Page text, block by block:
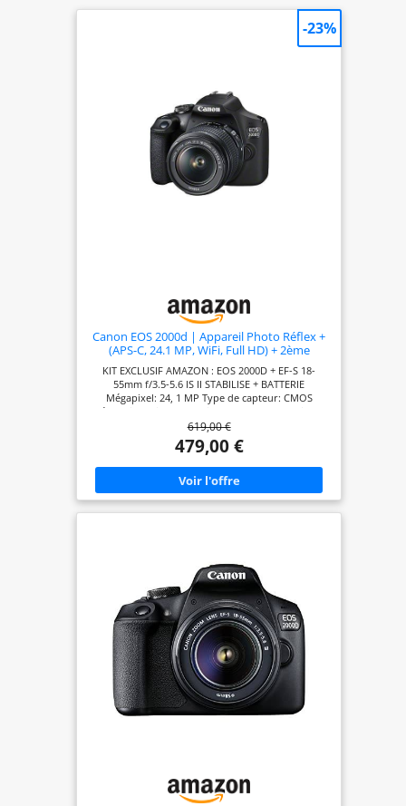
Canon EOS 2000d | Appareil Photo Réflex +
(APS-C, 24.1 MP, WiFi, Full HD) + 2ème
Batterie + Objectif EF-S 18-55mm f/3,5-5,6 is
II stabilisé - Amazon Exclusive Noir
KIT EXCLUSIF AMAZON : EOS 2000D + EF-S 18-
55mm f/3.5-5.6 IS II STABILISE + BATTERIE
Mégapixel: 24, 1 MP Type de capteur: CMOS
Résolution d'image maximale: 6000 x 4000 pixels.
La sensibilité ISO (max): 12800. Longueur focale: 18
- 55 mm. Vitesse maximale d'obturation de la
caméra: 1/4000 s. Wifi. Type HD: Full HD Résolution
vidéo maximale: 1920 x 1080 pixels. Taille de
l'écran: 7, 62 cm (3"). Viseur d'appareil photo:
Optique. PictBridge. Poids: 475 g. Couleur du
produit: Noir
619,00 €
479,00 €
-23%